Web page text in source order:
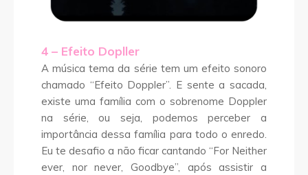
4 – Efeito Dopller
A música tema da série tem um efeito sonoro
chamado “Efeito Doppler”. E sente a sacada,
existe uma família com o sobrenome Doppler
na série, ou seja, podemos perceber a
importância dessa família para todo o enredo.
Eu te desafio a não ficar cantando “For Neither
ever, nor never, Goodbye”, após assistir a